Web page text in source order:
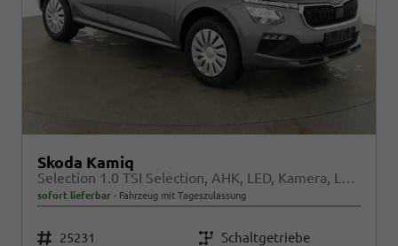
Skoda Kamiq
Selection 1.0 TSI Selection, AHK, LED, Kamera, Ladeboden, Winter
sofort lieferbar Fahrzeug mit Tageszulassung
Fahrzeugnr. 25231 Getriebe Schaltgetriebe